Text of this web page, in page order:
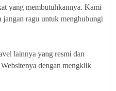
yang membutuhkannya. Kami
jangan ragu untuk menghubungi
lainnya yang resmi dan
dengan mengklik